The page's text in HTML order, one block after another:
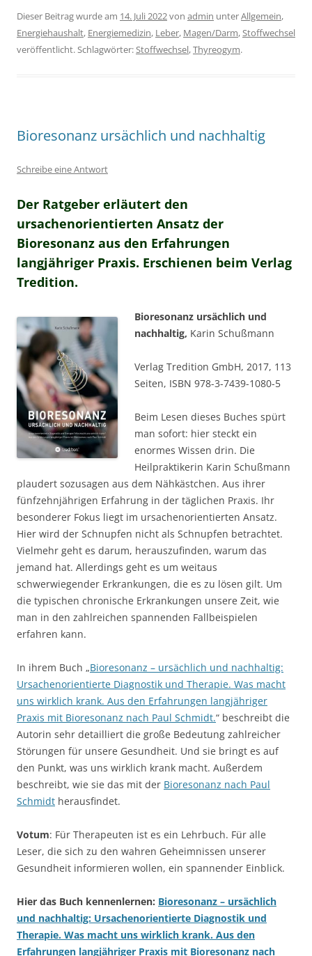
Dieser Beitrag wurde am 14. Juli 2022von admin unterAllgemein,
Energiehaushalt, Energiemedizin, Leber, Magen/Darm,Stoffwechsel
veröffentlicht. Schlagwörter:Stoffwechsel,Thyreogym.
Bioresonanz ursächlich und nachhaltig
Schreibe eine Antwort
Der Ratgeber erläutert den
ursachenorientierten Ansatz der
Bioresonanz aus den Erfahrungen
langjähriger Praxis. Erschienen beim Verlag
Tredition.
Bioresonanz ursächlich und
nachhaltig, Karin Schußmann
Verlag Tredition GmbH, 2017, 113
Seiten, ISBN 978-3-7439-1080-5
Beim Lesen dieses Buches spürt
man sofort: hier steckt ein
enormes Wissen drin. Die
Heilpraktikerin Karin Schußmann
plaudert sozusagen aus dem Nähkästchen. Aus ihrer
fünfzehnjährigen Erfahrung in der täglichen Praxis. Ihr
besonderer Fokus liegt im ursachenorientierten Ansatz.
Hier wird der Schnupfen nicht als Schnupfen betrachtet.
Vielmehr geht es darum, herauszufinden, warum das
jemand hat. Allerdings geht es um weitaus
schwerwiegender Erkrankungen, die es zu lösen gilt. Um
die typischen chronische Erkrankungen unsere Zeit, wie
man in den zahlreichen spannenden Fallbeispielen
erfahren kann.
In ihrem Buch „Bioresonanz – ursächlich und nachhaltig:
Ursachenorientierte Diagnostik und Therapie. Was macht
uns wirklich krank. Aus den Erfahrungen langjähriger
Praxis mit Bioresonanz nach Paul Schmidt.“ beschreibt die
Autorin sehr detailliert die große Bedeutung zahlreicher
Störungen für unsere Gesundheit. Und sie bringt es auf
den Punkt, was uns wirklich krank macht. Außerdem
beschreibt, wie sie das mit der Bioresonanz nach Paul
Schmidt herausfindet.
Votum: Für Therapeuten ist es ein Lehrbuch. Für alle
Leser, die sich zu den wahren Geheimnissen unserer
Gesundheit informieren wollen, ein spannender Einblick.
Hier das Buch kennenlernen: Bioresonanz – ursächlich
und nachhaltig: Ursachenorientierte Diagnostik und
Therapie. Was macht uns wirklich krank. Aus den
Erfahrungen langjähriger Praxis mit Bioresonanz nach